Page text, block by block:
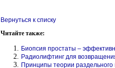
Вернуться к списку
Читайте также:
Биопсия простаты –
Радиолифтинг для
Принципы теории раздельного